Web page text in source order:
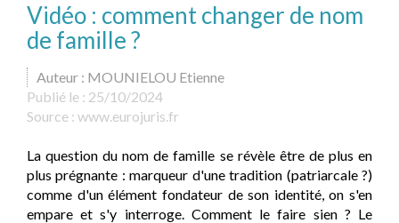
Vidéo : comment changer de nom
de famille ?
Auteur : MOUNIELOU Etienne
Publié le : 25/10/2024
Source : www.eurojuris.fr
La question du nom de famille se révèle être de plus en
plus prégnante : marqueur d'une tradition (patriarcale ?)
comme d'un élément fondateur de son identité, on s'en
empare et s'y interroge. Comment le faire sien ? Le